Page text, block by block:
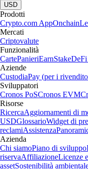
USD
Prodotti
Crypto.com AppOnchain
Mercati
Criptovalute
Funzionalità
CartePanieriEarnStake
Aziende
CustodiaPay (per i
Sviluppatori
Cronos PoSCronos EVM
Risorse
RicercaAggiornamenti di
USDGlossarioWidget di
reclamiAssistenza
Azienda
Chi siamoPiano di sviluppo
riservaAffiliazioneLicenze
assetSostenibilità